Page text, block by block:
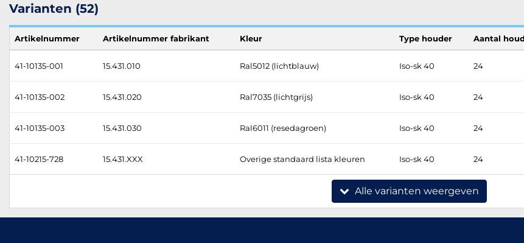
Varianten (52)
Artikelnummer Artikelnummer fabrikant Kleur Type houder Aantal
41-10135-001 15.431.010 Ral5012 (lichtblauw) Iso-sk 40 24
41-10135-002 15.431.020 Ral7035 (lichtgrijs) Iso-sk 40 24
41-10135-003 15.431.030 Ral6011 (resedagroen) Iso-sk 40 24
41-10215-728 15.431.XXX Overige standaard lista kleuren Iso-sk 40 24
Alle varianten weergeven